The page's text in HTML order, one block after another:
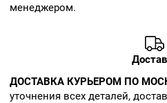
менеджером.
ДОСТАВКА КУРЬЕРОМ ПО
уточнения всех деталей,